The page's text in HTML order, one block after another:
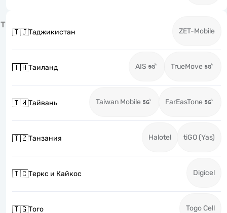
Т
🇹🇯Таджикистан ZET-Mobile
🇹🇭Таиланд AIS TrueMove
🇹🇼Тайвань Taiwan Mobile FarEasTone
🇹🇿Танзания Halotel tiGO (Yas)
🇹🇨Теркс и Кайкос Digicel
🇹🇬Того Togo Cell